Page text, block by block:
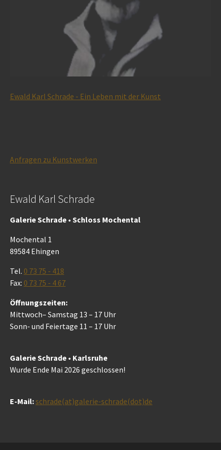
Ewald Karl Schrade - Ein Leben mit der Kunst
Anfragen zu Kunstwerken
Ewald Karl Schrade
Galerie Schrade • Schloss Mochental
Mochental 1
89584 Ehingen
Tel. 0 73 75 - 418
Fax: 0 73 75 - 4 67
Öffnungszeiten:
Mittwoch– Samstag 13 – 17 Uhr
Sonn- und Feiertage 11 – 17 Uhr
Galerie Schrade • Karlsruhe
Wurde Ende Mai 2026 geschlossen!
E-Mail:schrade(at)galerie-schrade(dot)de